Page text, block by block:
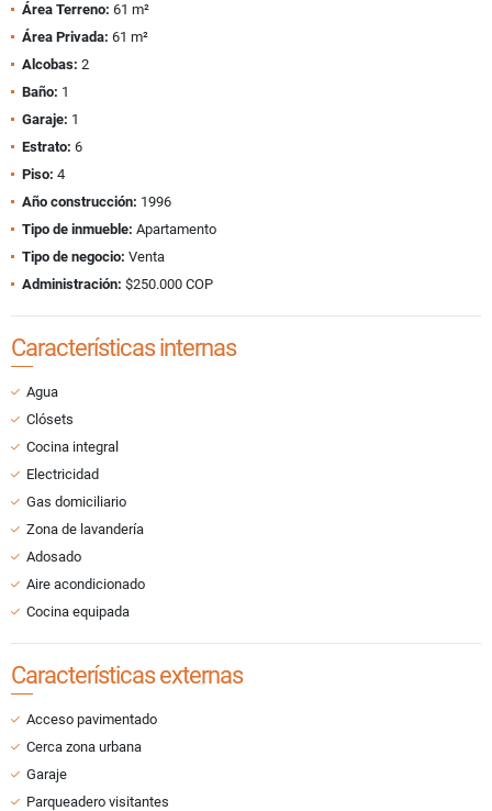
Área Terreno: 61 m²
Área Privada: 61 m²
Alcobas: 2
Baño: 1
Garaje: 1
Estrato: 6
Piso: 4
Año construcción: 1996
Tipo de inmueble: Apartamento
Tipo de negocio: Venta
Administración: $250.000 COP
Características internas
Agua
Clósets
Cocina integral
Electricidad
Gas domiciliario
Zona de lavandería
Adosado
Aire acondicionado
Cocina equipada
Características externas
Acceso pavimentado
Cerca zona urbana
Garaje
Parqueadero visitantes